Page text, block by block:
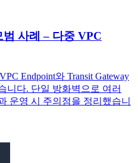
사례 – 다중 VPC
Endpoint와 Transit Gateway
니다. 단일 방화벽으로 여러
운영 시 주의점을 정리했습니